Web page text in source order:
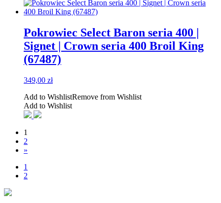
Pokrowiec Select Baron seria 400 |
Signet | Crown seria 400 Broil King
(67487)
349,00 zł
Add to WishlistRemove from Wishlist
Add to Wishlist
1
2
»
1
2